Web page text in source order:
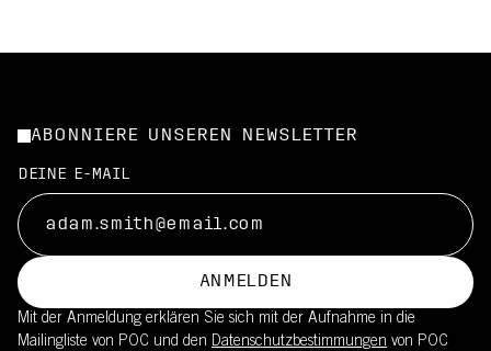
ABONNIERE UNSEREN NEWSLETTER
DEINE E-MAIL
ANMELDEN
Mit der Anmeldung erklären Sie sich mit der Aufnahme in die
Mailingliste von POC und den Datenschutzbestimmungen von POC